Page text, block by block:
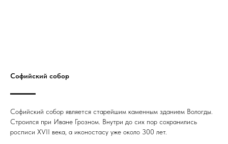
Софийский собор
Софийский собор является старейшим каменным зданием Вологды.
Строился при Иване Грозном. Внутри до сих пор сохранились
росписи XVII века, а иконостасу уже около 300 лет.